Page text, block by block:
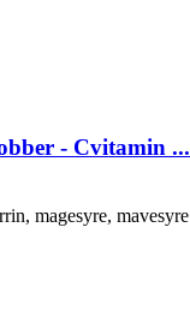
- Cvitamin ...